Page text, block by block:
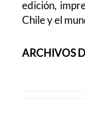
edición,
Chile y el
ARCHIVOS